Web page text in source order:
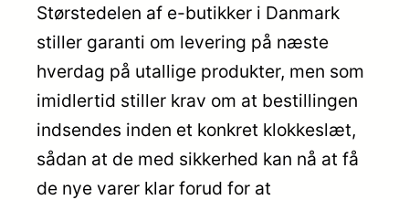
Størstedelen af e-butikker i Danmark
stiller garanti om levering på næste
hverdag på utallige produkter, men som
imidlertid stiller krav om at bestillingen
indsendes inden et konkret klokkeslæt,
sådan at de med sikkerhed kan nå at få
de nye varer klar forud for at